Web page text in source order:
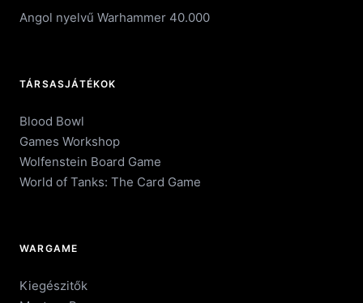
Angol nyelvű Warhammer 40.000
TÁRSASJÁTÉKOK
Blood Bowl
Games Workshop
Wolfenstein Board Game
World of Tanks: The Card Game
WARGAME
Kiegészitők